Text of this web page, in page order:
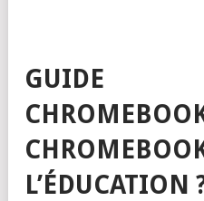
GUIDE
L’ÉDUCATION